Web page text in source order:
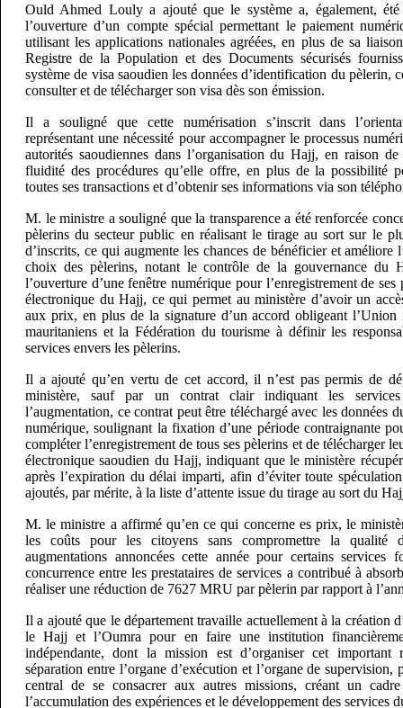
Ould Ahmed Louly a ajouté que le système a, également,
l’ouverture d’un compte spécial permettant le paiement
utilisant les applications nationales agréées, en plus de sa
Registre de la Population et des Documents sécurisés
système de visa saoudien les données d’identification du pèlerin,
consulter et de télécharger son visa dès son émission.
Il a souligné que cette numérisation s’inscrit dans
représentant une nécessité pour accompagner le processus
autorités saoudiennes dans l’organisation du Hajj, en raison
fluidité des procédures qu’elle offre, en plus de la possibilité
toutes ses transactions et d’obtenir ses informations via son
M. le ministre a souligné que la transparence a été renforcée
pèlerins du secteur public en réalisant le tirage au sort sur le
d’inscrits, ce qui augmente les chances de bénéficier et améliore
choix des pèlerins, notant le contrôle de la gouvernance du
l’ouverture d’une fenêtre numérique pour l’enregistrement de
électronique du Hajj, ce qui permet au ministère d’avoir un
aux prix, en plus de la signature d’un accord obligeant l’Union
mauritaniens et la Fédération du tourisme à définir les
services envers les pèlerins.
Il a ajouté qu’en vertu de cet accord, il n’est pas permis de
ministère, sauf par un contrat clair indiquant les
l’augmentation, ce contrat peut être téléchargé avec les données
numérique, soulignant la fixation d’une période contraignante
compléter l’enregistrement de tous ses pèlerins et de télécharger
électronique saoudien du Hajj, indiquant que le ministère
après l’expiration du délai imparti, afin d’éviter toute
ajoutés, par mérite, à la liste d’attente issue du tirage au sort du
M. le ministre a affirmé qu’en ce qui concerne es prix, le
les coûts pour les citoyens sans compromettre la qualité
augmentations annoncées cette année pour certains
concurrence entre les prestataires de services a contribué à
réaliser une réduction de 7627 MRU par pèlerin par rapport à
Il a ajouté que le département travaille actuellement à la création
le Hajj et l’Oumra pour en faire une institution
indépendante, dont la mission est d’organiser cet important
séparation entre l’organe d’exécution et l’organe de supervision,
central de se consacrer aux autres missions, créant un
l’accumulation des expériences et le développement des services